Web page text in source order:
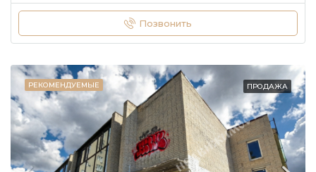
Позвонить
РЕКОМЕНДУЕМЫЕ ПРОДАЖА